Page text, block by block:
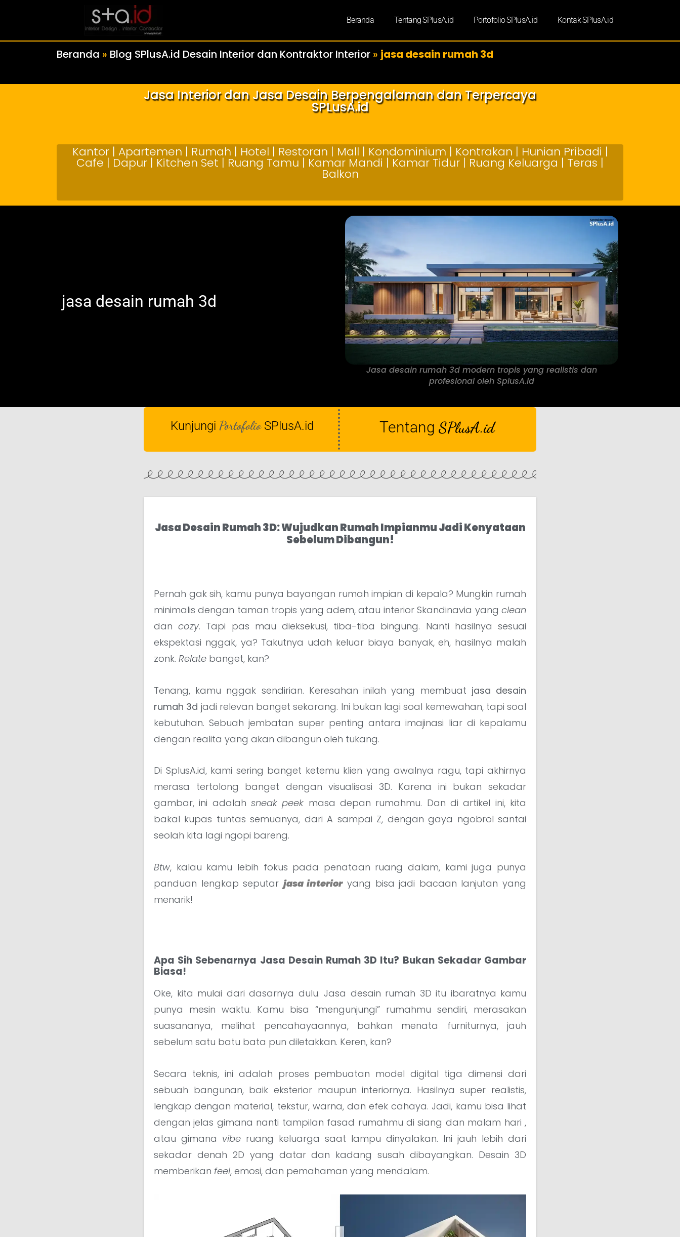
Beranda Tentang SPlusA.id Portofolio SPlusA.id Kontak SPlusA.id
Beranda » Blog SPlusA.id Desain Interior dan Kontraktor Interior » jasa desain rumah 3d
Jasa Interior dan Jasa Desain Berpengalaman dan Terpercaya
SPLusA.id
Kantor | Apartemen | Rumah | Hotel | Restoran | Mall | Kondominium | Kontrakan | Hunian Pribadi |
Cafe | Dapur | Kitchen Set | Ruang Tamu | Kamar Mandi | Kamar Tidur | Ruang Keluarga | Teras |
Balkon
jasa desain rumah 3d
Jasa desain rumah 3d modern tropis yang realistis dan
profesional oleh SplusA.id
Kunjungi Portofolio SPlusA.id Tentang SPlusA.id
Jasa Desain Rumah 3D: Wujudkan Rumah Impianmu Jadi Kenyataan
Sebelum Dibangun!
Pernah gak sih, kamu punya bayangan rumah impian di kepala? Mungkin rumah
minimalis dengan taman tropis yang adem, atau interior Skandinavia yang clean
dancozy. Tapi pas mau dieksekusi, tiba-tiba bingung. Nanti hasilnya sesuai
ekspektasi nggak, ya? Takutnya udah keluar biaya banyak, eh, hasilnya malah
zonk. Relate banget, kan?
Tenang, kamu nggak sendirian. Keresahan inilah yang membuat jasa desain
rumah 3d jadi relevan banget sekarang. Ini bukan lagi soal kemewahan, tapi soal
kebutuhan. Sebuah jembatan super penting antara imajinasi liar di kepalamu
dengan realita yang akan dibangun oleh tukang.
Di SplusA.id, kami sering banget ketemu klien yang awalnya ragu, tapi akhirnya
merasa tertolong banget dengan visualisasi 3D. Karena ini bukan sekadar
gambar, ini adalah sneak peek masa depan rumahmu. Dan di artikel ini, kita
bakal kupas tuntas semuanya, dari A sampai Z, dengan gaya ngobrol santai
seolah kita lagi ngopi bareng.
Btw, kalau kamu lebih fokus pada penataan ruang dalam, kami juga punya
panduan lengkap seputar jasa interioryang bisa jadi bacaan lanjutan yang
menarik!
Apa Sih Sebenarnya Jasa Desain Rumah 3D Itu? Bukan Sekadar Gambar
Biasa!
Oke, kita mulai dari dasarnya dulu. Jasa desain rumah 3D itu ibaratnya kamu
punya mesin waktu. Kamu bisa “mengunjungi” rumahmu sendiri, merasakan
suasananya, melihat pencahayaannya, bahkan menata furniturnya, jauh
sebelum satu batu bata pun diletakkan. Keren, kan?
Secara teknis, ini adalah proses pembuatan model digital tiga dimensi dari
sebuah bangunan, baik eksterior maupun interiornya. Hasilnya super realistis,
lengkap dengan material, tekstur, warna, dan efek cahaya. Jadi, kamu bisa lihat
dengan jelas gimana nanti tampilan fasad rumahmu di siang dan malam hari ,
atau gimana vibe ruang keluarga saat lampu dinyalakan. Ini jauh lebih dari
sekadar denah 2D yang datar dan kadang susah dibayangkan. Desain 3D
memberikan feel, emosi, dan pemahaman yang mendalam.